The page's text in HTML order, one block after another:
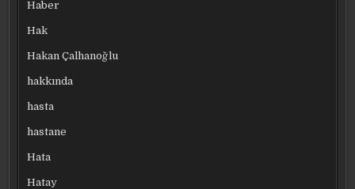
Haber
Hak
Hakan Çalhanoğlu
hakkında
hasta
hastane
Hata
Hatay